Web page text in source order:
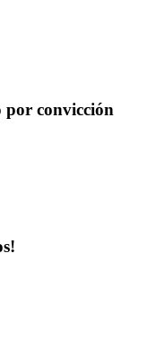
por convicción